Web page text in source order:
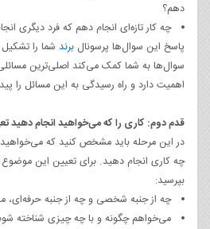
دهم؟
چه کار تازه‌ای انجام دهم که فرد دیگری
پاسخ این سوال‌ها پرسونال برند شما را
سوال‌ها به شما کمک می‌کند اصلی‌ترین
اهمیت دارد و راه رسیدگی به این مسائل را
قدم دوم: کاری را که می‌خواهید انجام دهید
در این مرحله باید مشخص کنید که
چه کاری انجام دهید. برای تعیین این موضوع
بپرسید:
چه از جنبه شخصی و چه از جنبه حرفه‌ای،
می‌خواهم چگونه و با چه چیزی شناخته